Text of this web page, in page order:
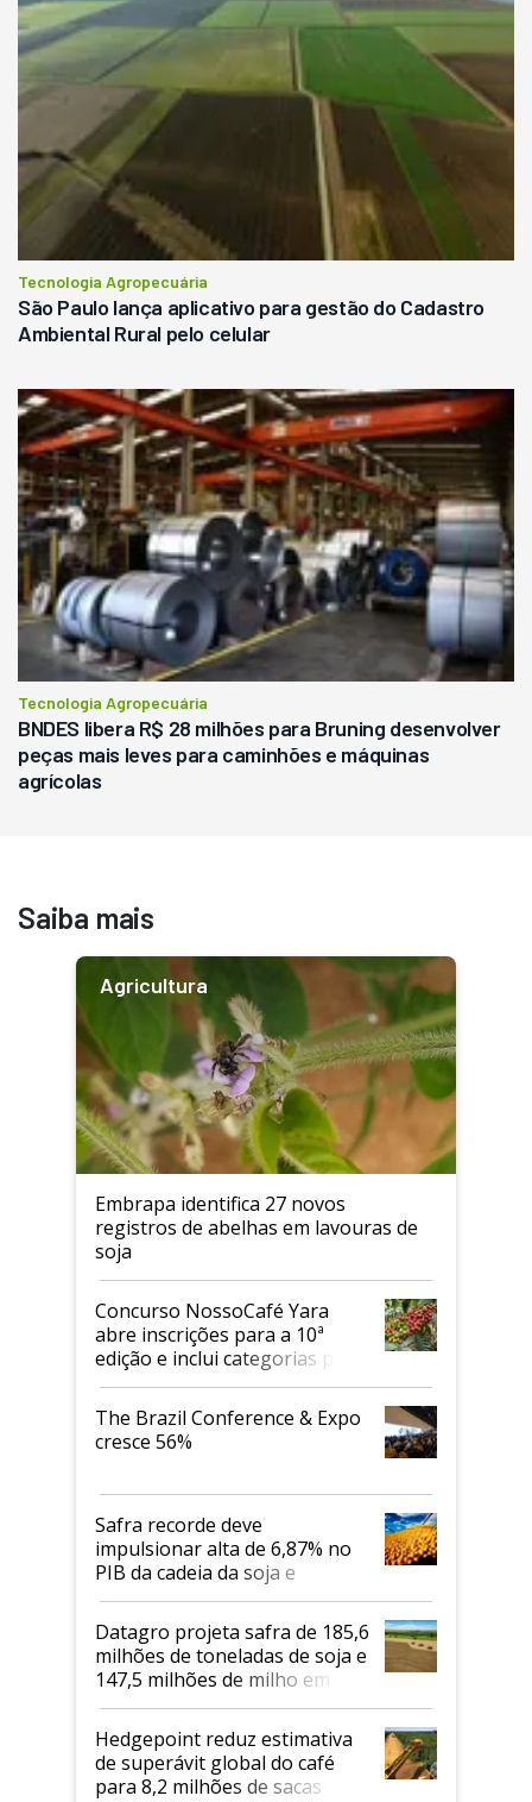
Tecnologia Agropecuária
São Paulo lança aplicativo para gestão do Cadastro
Ambiental Rural pelo celular
Tecnologia Agropecuária
BNDES libera R$ 28 milhões para Bruning desenvolver
peças mais leves para caminhões e máquinas
agrícolas
Saiba mais
Agricultura
Embrapa identifica 27 novos
registros de abelhas em lavouras de
soja
Concurso NossoCafé Yara
abre inscrições para a 10ª
edição e inclui categorias para
cafés Canephora
The Brazil Conference & Expo
cresce 56%
Safra recorde deve
impulsionar alta de 6,87% no
PIB da cadeia da soja e
biodiesel em 2026
Datagro projeta safra de 185,6
milhões de toneladas de soja e
147,5 milhões de milho em
2026/27
Hedgepoint reduz estimativa
de superávit global do café
para 8,2 milhões de sacas